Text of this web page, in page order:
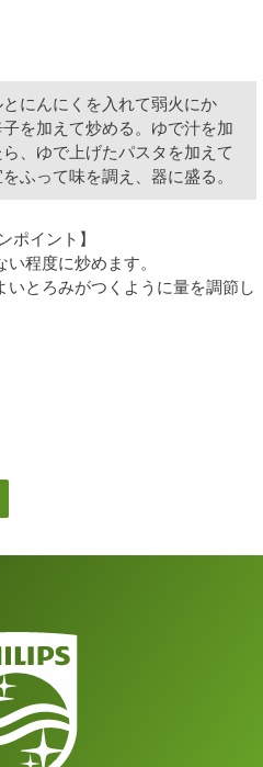
にんにくを入れて弱火にか
を加えて炒める。ゆで汁を加
、ゆで上げたパスタを加えて
ふって味を調え、器に盛る。
ポイント】
程度に炒めます。
いとろみがつくように量を調節し